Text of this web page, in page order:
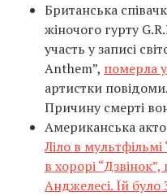
Британська
жіночого гурту
участь у записі
Anthem”, померла у
артистки
Причину смерті
Американська
Ліло в мультфільмі
в хорорі
Анджелесі. Їй було